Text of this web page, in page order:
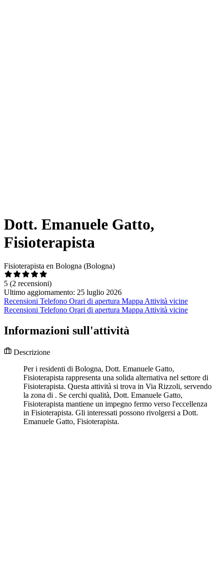
Dott. Emanuele Gatto,
Fisioterapista
Fisioterapista en Bologna (Bologna)
5 (2 recensioni)
Ultimo aggiornamento: 25 luglio 2026
Recensioni Telefono Orari di apertura Mappa Attività vicine
Recensioni Telefono Orari di apertura Mappa Attività vicine
Informazioni sull'attività
Descrizione
Per i residenti di Bologna, Dott. Emanuele Gatto,
Fisioterapista rappresenta una solida alternativa nel settore di
Fisioterapista. Questa attività si trova in Via Rizzoli, servendo
la zona di . Se cerchi qualità, Dott. Emanuele Gatto,
Fisioterapista mantiene un impegno fermo verso l'eccellenza
in Fisioterapista. Gli interessati possono rivolgersi a Dott.
Emanuele Gatto, Fisioterapista.